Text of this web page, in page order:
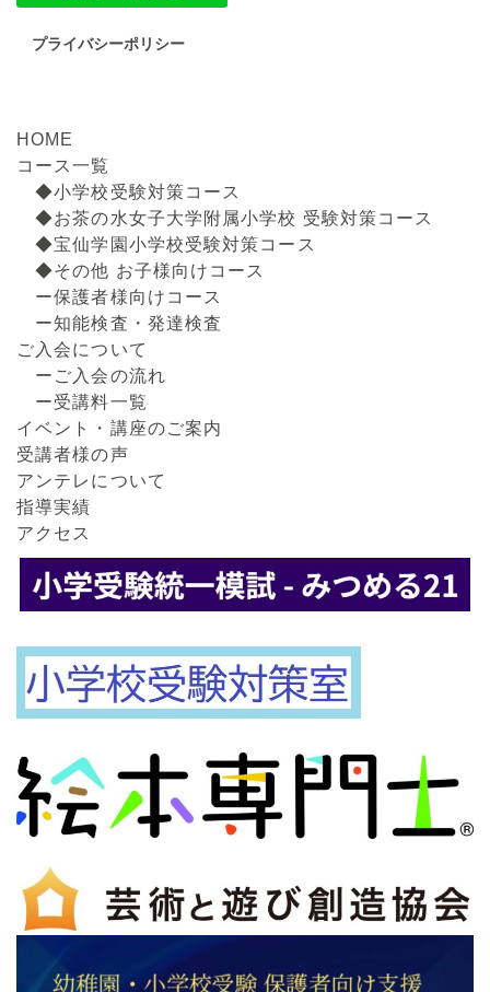
プライバシーポリシー
HOME
コース一覧
◆小学校受験対策コース
◆お茶の水女子大学附属小学校 受験対策コース
◆宝仙学園小学校受験対策コース
◆その他 お子様向けコース
ー保護者様向けコース
ー知能検査・発達検査
ご入会について
ーご入会の流れ
ー受講料一覧
イベント・講座のご案内
受講者様の声
アンテレについて
指導実績
アクセス